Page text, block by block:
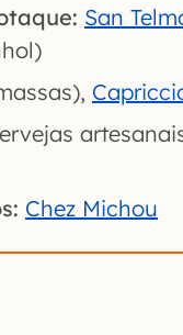
San
Chez Michou